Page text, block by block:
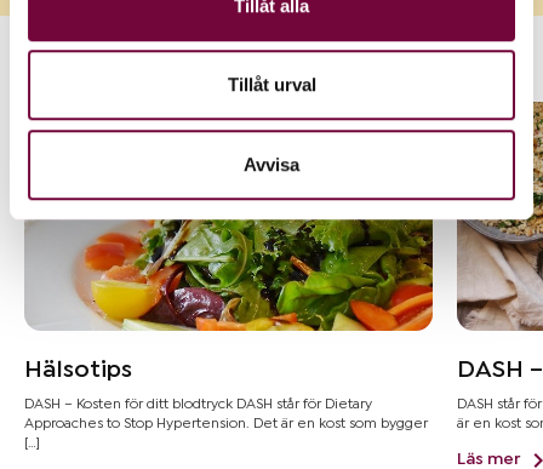
annons- och analysföretag som vi samarbetar med.
Dessa kan i sin tur kombinera informationen med annan
information som du har tillhandahållit eller som de har
samlat in när du har använt deras tjänster.
Tillåt alla
Tillåt urval
Avvisa
Hälsotips
DASH – Kosten för ditt blodtryck DASH står för Dietary
Approaches to Stop Hypertension. Det är en kost som bygger
[…]
DASH
DASH står
är en kost
Läs mer